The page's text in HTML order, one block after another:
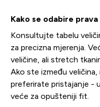
Kako se odabire
Konsultujte tabelu
za precizna mjerenja.
veličine, ali stretch
Ako ste između
preferirate pristajanje -
veće za opušteniji fit.